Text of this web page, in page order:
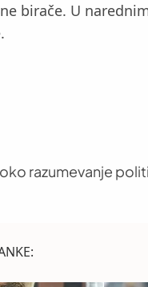
birače. U
razumevanje